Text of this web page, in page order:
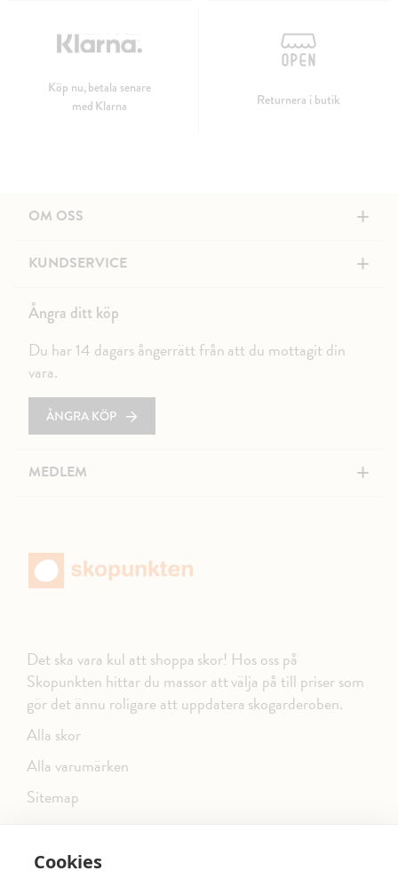
Cookies
Köp nu, betala senare
med Klarna
Returnera i butik
OM OSS +
KUNDSERVICE +
Ångra ditt köp
Du har 14 dagars ångerrätt från att du mottagit din
vara.
ÅNGRA KÖP
MEDLEM +
Det ska vara kul att shoppa skor! Hos oss på
Skopunkten hittar du massor att välja på till priser som
gör det ännu roligare att uppdatera skogarderoben.
Alla skor
Alla varumärken
Sitemap